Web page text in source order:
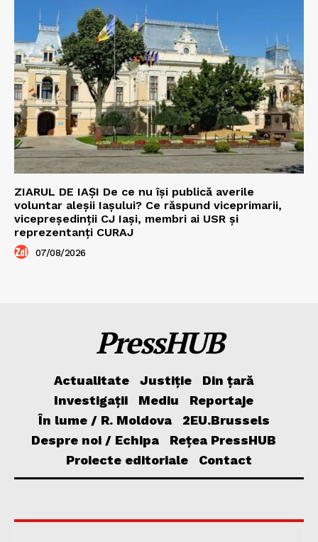
ZIARUL DE IAȘI De ce nu își publică averile
voluntar aleșii Iașului? Ce răspund viceprimarii,
vicepreședinții CJ Iași, membri ai USR și
reprezentanți CURAJ
07/08/2026
PressHUB
Actualitate Justiție
Din țară
Investigații
Mediu
Reportaje
În lume / R. Moldova
2EU.Brussels
Despre noi / Echipa
Rețea PressHUB
Proiecte editoriale
Contact